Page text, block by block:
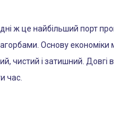
це найбільший порт
Основу
чистий і затишний.
час.